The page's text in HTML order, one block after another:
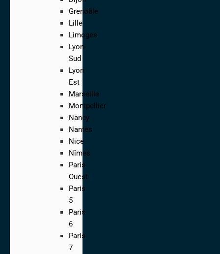
Grenoble
Lille
Limoges
Lyon-
Sud
Lyon
Est
Marseille
Montpellier
Nancy
Nantes
Nice
Nîmes
Paris
Ouest
Paris
5
Paris
6
Paris
7